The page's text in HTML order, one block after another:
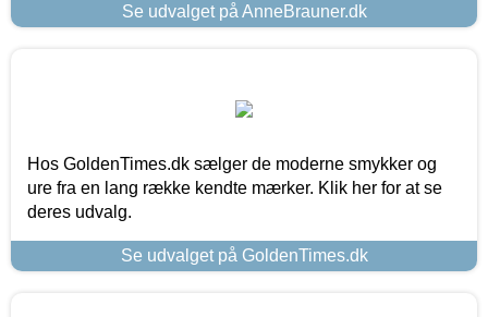
Se udvalget på AnneBrauner.dk
Hos GoldenTimes.dk sælger de moderne smykker og
ure fra en lang række kendte mærker. Klik her for at se
deres udvalg.
Se udvalget på GoldenTimes.dk